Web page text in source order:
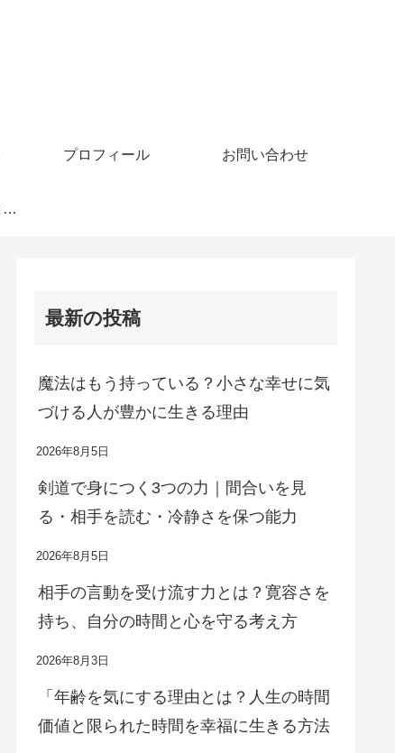
プロフィール お問い合わせ
GoMiningでビットコインを稼ぐ
最新の投稿
魔法はもう持っている？小さな幸せに気
づける人が豊かに生きる理由
2026年8月5日
剣道で身につく3つの力｜間合いを見
る・相手を読む・冷静さを保つ能力
2026年8月5日
相手の言動を受け流す力とは？寛容さを
持ち、自分の時間と心を守る考え方
2026年8月3日
「年齢を気にする理由とは？人生の時間
価値と限られた時間を幸福に生きる方法